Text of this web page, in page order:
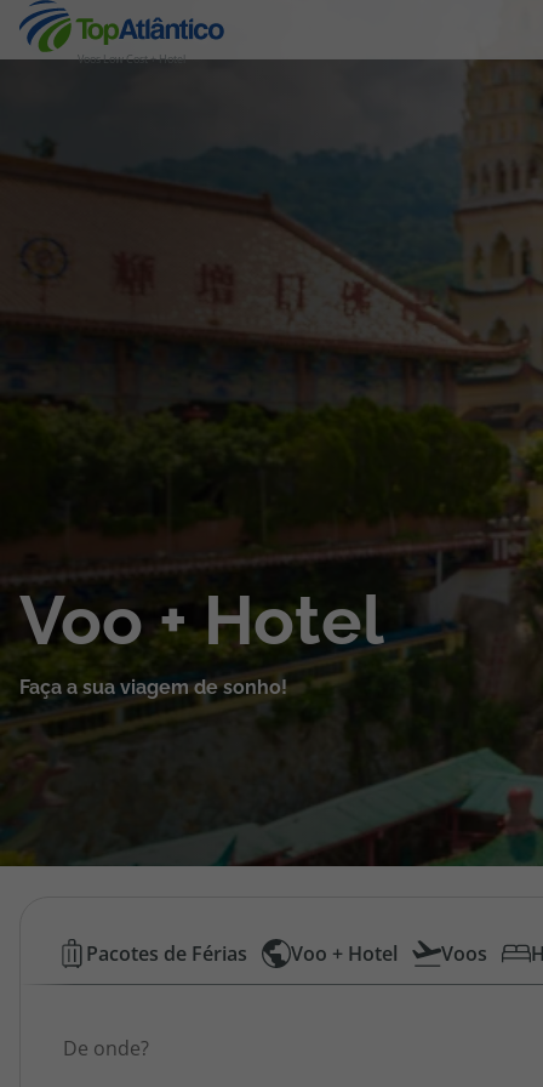
Voos Low Cost + Hotel
Destinos
Voos + Hotel
Pacotes de Férias
Cruzeiros
Promoções
Especialistas
Cheque Viagem
Voo + Hotel
Faça a sua viagem de sonho!
Voos
Low
Cost
Pacotes de Férias Voo + Hotel Voos